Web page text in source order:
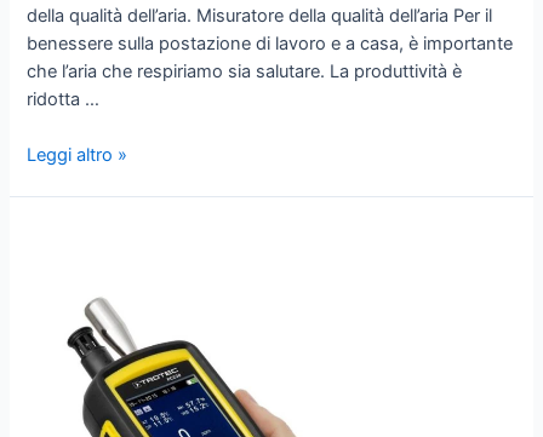
della qualità dell’aria. Misuratore della qualità dell’aria Per il
benessere sulla postazione di lavoro e a casa, è importante
che l’aria che respiriamo sia salutare. La produttività è
ridotta …
Leggi altro »